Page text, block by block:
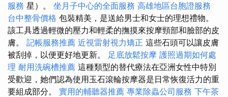
服務 星）。 坐月子中心的全面服務 高雄地區台胞證服務
台中整骨價格 包裝精美，是送給男士和女士的理想禮物。
該工具透過輕微的壓力和輕柔的撫摸來按摩頸部和臉部的皮
膚。 記帳服務推薦 近視雷射視力矯正 這些石頭可以讓皮膚
被刮掉，以便更好地更新。 足底放鬆按摩 護照過期如何處
理 耐用洗碗槽推薦 這種類型的替代療法在亞洲女性中特別
受歡迎，她們認為使用玉石滾輪按摩器是日常恢復活力的重
要組成部分。 實用的輔聽器推薦 專業除蟲公司服務 下午茶